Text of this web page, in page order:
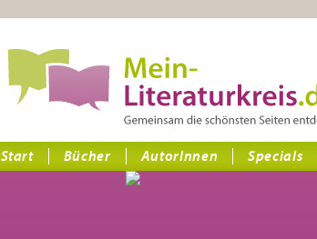
Start Bücher AutorInnen Specials